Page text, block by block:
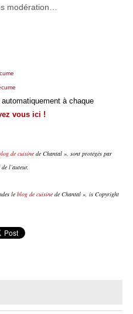
modération…
à chaque
vous ici !
de cuisinede Chantal », sont protégés par
l’auteur.
le blog de cuisinede Chantal », is Copyright